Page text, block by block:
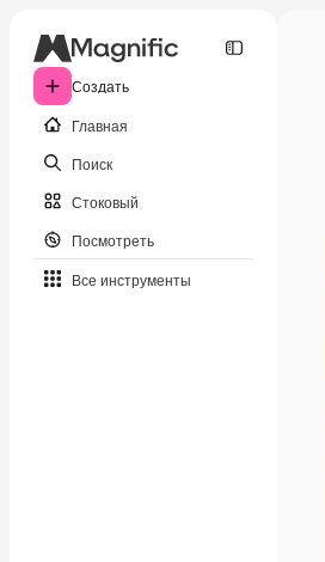
Создать
Главная
Поиск
Стоковый
Посмотреть
Все инструменты